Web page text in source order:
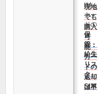
現地
でも
購入
可
能・
カー
ドの
返却
は不
IM
カー
ドの
保
管・
紛失
リス
ク
SIM